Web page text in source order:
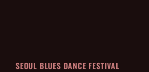
SEOUL BLUES DANCE FESTIVAL